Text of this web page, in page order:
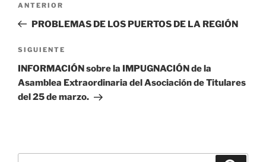
entradas
Entrada
anterior:
ANTERIOR
PROBLEMAS DE LOS PUERTOS DE LA REGIÓN
Siguiente
entrada
SIGUIENTE
INFORMACIÓN sobre la IMPUGNACIÓN de la
Asamblea Extraordinaria del Asociación de Titulares
del 25 de marzo.